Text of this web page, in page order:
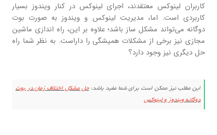
کاربران لینوکس معتقدند، اجرای لینوکس در کنار ویندوز بسیار
کاربردی است. اما، مدیریت لینوکس و ویندوز به صورت بوت
دوگانه می‌تواند مشکل ساز باشد؛ علاوه بر این، راه اندازی ماشین
مجازی نیز برخی از مشکلات همیشگی را داراست. به نظر شما راه
حل دیگری نیز وجود دارد؟
این مطلب نیز ممکن است برای شما مفید باشد: حل مشکل اختلاف زمان در بوت
دوگانه ویندوز و لینوکس